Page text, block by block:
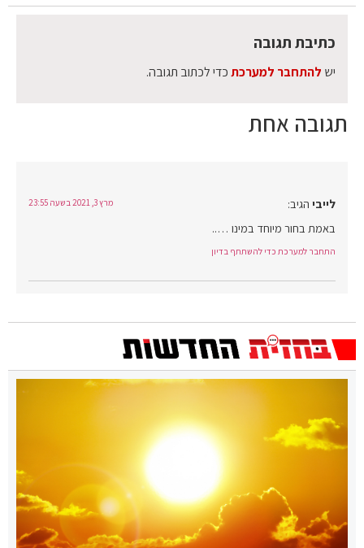
תגובה אחת
לייבי הגיב: מרץ 3, 2021 בשעה 23:55
באמת בחור מיוחד במינו …..
התחבר למערכת כדי להשתתף בדיון
כתיבת תגובה
יש להתחבר למערכתכדי לכתוב תגובה.